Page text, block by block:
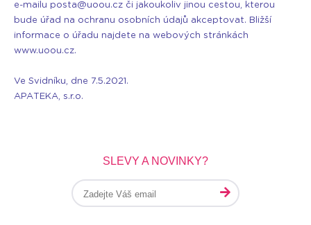
e-mailu posta@uoou.cz či jakoukoliv jinou cestou, kterou
bude úřad na ochranu osobních údajů akceptovat. Bližší
informace o úřadu najdete na webových stránkách
www.uoou.cz.
Ve Svidníku, dne 7.5.2021.
APATEKA, s.r.o.
SLEVY A NOVINKY?